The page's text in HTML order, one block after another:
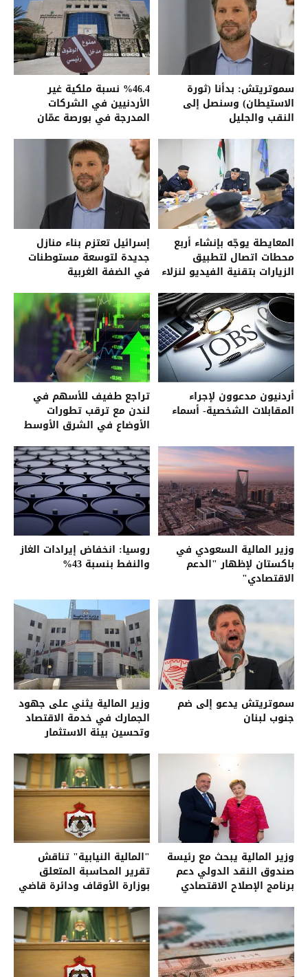
سموتريتش: بدأنا (ثورة
الاستيطان) وسنصل إلى
النقب والجليل
%46.4 نسبة ملكية غير
الأردنيين في الشركات
المدرجة في بورصة عمّان
المعايطة يوجّه بإنشاء أربع
محطات اتصال لتطبيق
الزيارات بتقنية الفيديو لنزلاء
إسرائيل تعتزم بناء منازل
جديدة لتوسعة مستوطنات
في الضفة الغربية
أردنيون مدعوون لإجراء
المقابلات الشخصية- أسماء
تراجع طفيف للأسهم في
لندن مع ترقب تطورات
الأوضاع في الشرق الأوسط
وزير المالية السعودي في
باكستان لإظهار "الدعم
الاقتصادي"
روسيا: انخفاض إيرادات الغاز
والنفط بنسبة 43%
سموتريتش يدعو إلى ضم
جنوب لبنان
وزير المالية يثني على جهود
الجمارك في خدمة الاقتصاد
وتحسين بيئة الاستثمار
وزير المالية يبحث مع رئيسة
صندوق النقد الدولي دعم
برنامج الإصلاح الاقتصادي
"المالية النيابية" تناقش
تقرير المحاسبة المتعلق
بوزارة الأوقاف ودائرة قاضي